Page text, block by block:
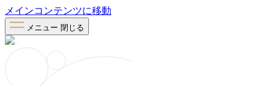
メインコンテンツに移動
メニュー 閉じる